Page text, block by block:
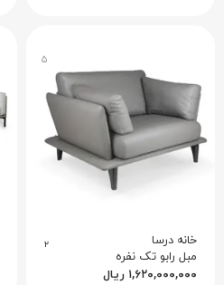
۵
خانه درسا ۲
مبل رابو تک نفره
۱,۶۲۰,۰۰۰,۰۰۰ ریال